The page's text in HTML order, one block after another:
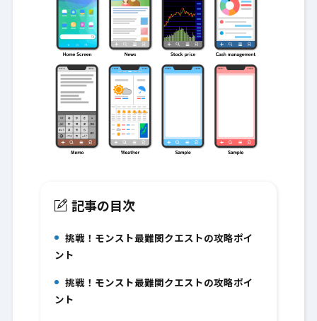
記事の目次
挑戦！モンスト最難関クエストの攻略ポイ
ント
2.挑戦！モンスト最難関クエストの攻略ポイ
ント